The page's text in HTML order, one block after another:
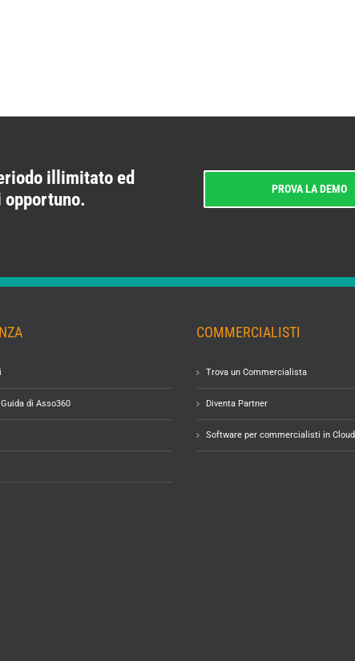
illimitato ed
opportuno.
PROVA LA DEMO
di Asso360
COMMERCIALISTI
Trova un Commercialista
Diventa Partner
Software per commercialisti in Cloud